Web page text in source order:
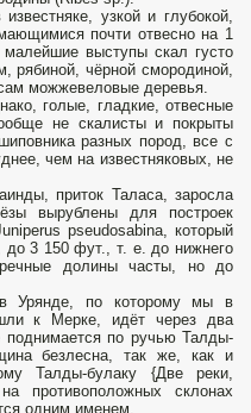
узкой и глубокой,
почти отвесно на 1
выступы скал густо
рябиной, чёрной смородиной,
можжевеловые деревья.
голые, гладкие, отвесные
не скалисты и покрыты
разных пород, все с
чем на известняковых, не
приток Таласа, заросла
вырублены для построек
pseudosabina, который
до 3 150 фут., т. е. до нижнего
долины часты, но до
Урянде, по которому мы в
к Мерке, идёт через два
поднимается по ручью Талды-
безлесна, так же, как и
Талды-булаку {Две реки,
противоположных склонах
одним именем.